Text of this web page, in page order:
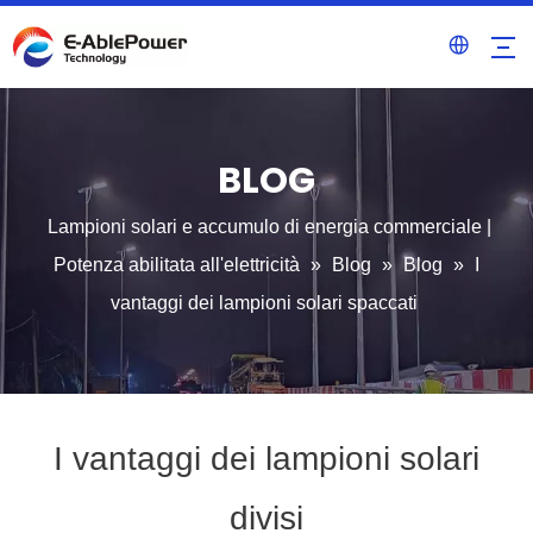
BLOG
Lampioni solari e accumulo di energia commerciale |
Potenza abilitata all'elettricità » Blog » Blog »
vantaggi dei lampioni solari spaccati
I vantaggi dei lampioni solari
divisi